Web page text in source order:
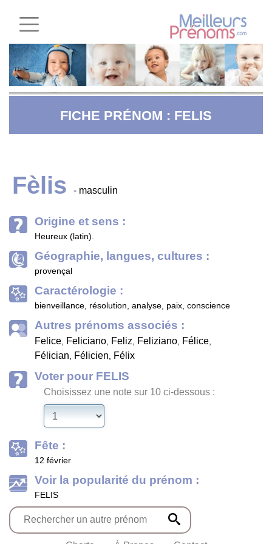
FICHE PRÉNOM : FELIS
Fèlis - masculin
Origine et sens :
Heureux (latin).
Géographie, langues, cultures :
provençal
Caractérologie :
bienveillance, résolution, analyse, paix, conscience
Autres prénoms associés :
Felice, Feliciano, Feliz, Feliziano, Félice,
Félician, Félicien, Félix
Voter pour FELIS
Choisissez une note sur 10 ci-dessous :
Fête :
12 février
Voir la popularité du prénom :
FELIS